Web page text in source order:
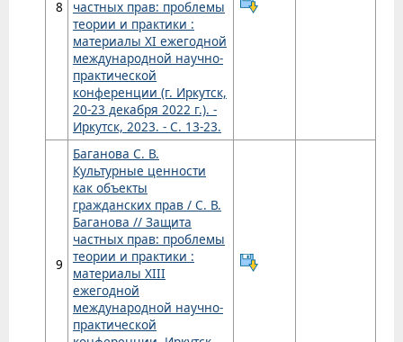
8
частных прав: проблемы
теории и практики :
материалы XI ежегодной
международной научно-
практической
конференции (г. Иркутск,
20-23 декабря 2022 г.). -
Иркутск, 2023. - С. 13-23.
9
Баганова С. В.
Культурные ценности
как объекты
гражданских прав / С. В.
Баганова // Защита
частных прав: проблемы
теории и практики :
материалы XIII
ежегодной
международной научно-
практической